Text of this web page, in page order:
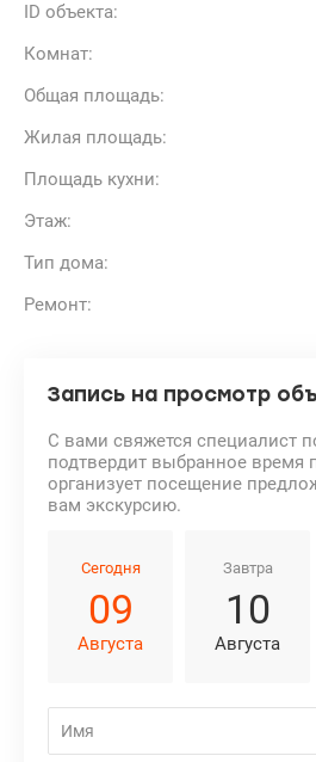
ID объекта:
Комнат:
Общая площадь:
Жилая площадь:
Площадь кухни:
Этаж:
Тип дома:
Ремонт:
Запись на просмотр
С вами свяжется специалист
подтвердит выбранное время
организует посещение
вам экскурсию.
Сегодня
09
Августа
Завтра
10
Августа